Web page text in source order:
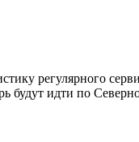
регулярного
будут идти по